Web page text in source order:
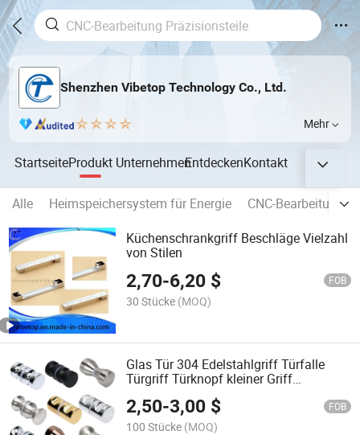
Shenzhen Vibetop Technology Co., Ltd.
Mehr
StartseiteProdukt UnternehmenEntdeckenKontakt
Alle Heimspeichersystem für Energie
CNC-
Küchenschrankgriff Beschläge Vielzahl
von Stilen
2,70-6,20 $ FOB
30 Stücke (MOQ)
Glas Tür 304 Edelstahlgriff Türfalle
Türgriff Türknopf kleiner Griff
doppelseitiger Griff
2,50-3,00 $ FOB
100 Stücke (MOQ)